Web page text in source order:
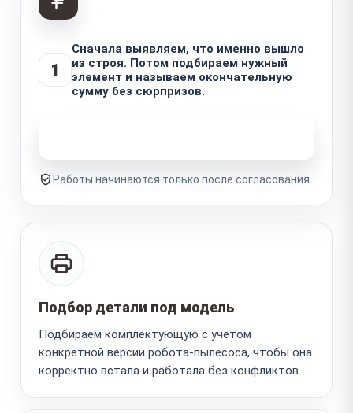
1
Сначала выявляем, что именно вышло
из строя. Потом подбираем нужный
элемент и называем окончательную
сумму без сюрпризов.
Работы начинаются только после согласования.
Подбор детали под модель
Подбираем комплектующую с учётом
конкретной версии робота-пылесоса, чтобы она
корректно встала и работала без конфликтов.